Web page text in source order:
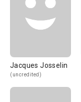
Jacques Josselin
(uncredited)